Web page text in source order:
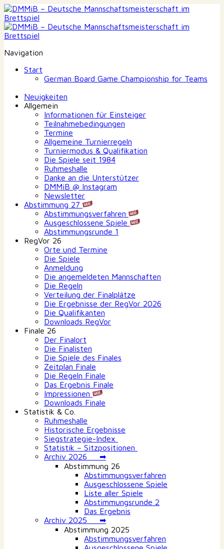
Navigation
Start
German Board Game Championship for Teams
Neuigkeiten
Allgemein
Informationen für Einsteiger
Teilnahmebedingungen
Termine
Allgemeine Turnierregeln
Turniermodus & Qualifikation
Die Spiele seit 1984
Ruhmeshalle
Danke an die Unterstützer
DMMiB @ Instagram
Newsletter
Abstimmung 27
Abstimmungsverfahren
Ausgeschlossene Spiele
Abstimmungsrunde 1
RegVor 26
Orte und Termine
Die Spiele
Anmeldung
Die angemeldeten Mannschaften
Die Regeln
Verteilung der Finalplätze
Die Ergebnisse der RegVor 2026
Die Qualifikanten
Downloads RegVor
Finale 26
Der Finalort
Die Finalisten
Die Spiele des Finales
Zeitplan Finale
Die Regeln Finale
Das Ergebnis Finale
Impressionen
Downloads Finale
Statistik & Co.
Ruhmeshalle
Historische Ergebnisse
Siegstrategie-Index
Statistik – Sitzpositionen
Archiv 2026 ➡
Abstimmung 26
Abstimmungsverfahren
Ausgeschlossene Spiele
Liste aller Spiele
Abstimmungsrunde 2
Das Ergebnis
Archiv 2025 ➡
Abstimmung 2025
Abstimmungsverfahren